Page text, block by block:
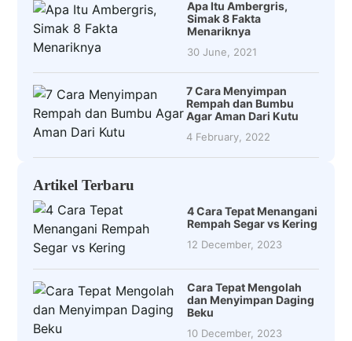
Apa Itu Ambergris,
Simak 8 Fakta
Menariknya
30 June, 2021
7 Cara Menyimpan
Rempah dan Bumbu
Agar Aman Dari Kutu
4 February, 2022
Artikel Terbaru
4 Cara Tepat Menangani
Rempah Segar vs Kering
12 December, 2023
Cara Tepat Mengolah
dan Menyimpan Daging
Beku
10 December, 2023